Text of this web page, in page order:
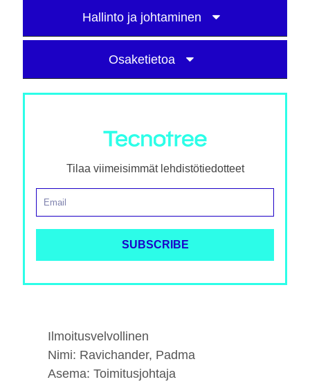
Hallinto ja johtaminen
Osaketietoa
Tilaa viimeisimmät lehdistötiedotteet
Ilmoitusvelvollinen
Nimi: Ravichander, Padma
Asema: Toimitusjohtaja